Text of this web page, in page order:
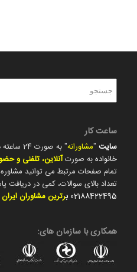
ساعت کار
سایت"مشاورانه" به صورت 24 ساعته در زمینه های
خانوادهبه صورتآنلاین، تلفنی و
تمام صفحات مرتبط می توانید
تعداد بالای سوالات، کمی در دریافت
02188422495 برترین مشاوران ایران
همکاری با سازمان های: